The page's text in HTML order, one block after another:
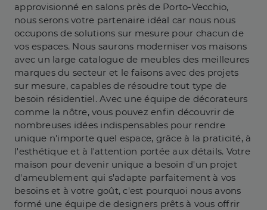
approvisionné en salons près de Porto-Vecchio,
nous serons votre partenaire idéal car nous nous
occupons de solutions sur mesure pour chacun de
vos espaces. Nous saurons moderniser vos maisons
avec un large catalogue de meubles des meilleures
marques du secteur et le faisons avec des projets
sur mesure, capables de résoudre tout type de
besoin résidentiel. Avec une équipe de décorateurs
comme la nôtre, vous pouvez enfin découvrir de
nombreuses idées indispensables pour rendre
unique n'importe quel espace, grâce à la praticité, à
l'esthétique et à l'attention portée aux détails. Votre
maison pour devenir unique a besoin d'un projet
d'ameublement qui s'adapte parfaitement à vos
besoins et à votre goût, c'est pourquoi nous avons
formé une équipe de designers prêts à vous offrir